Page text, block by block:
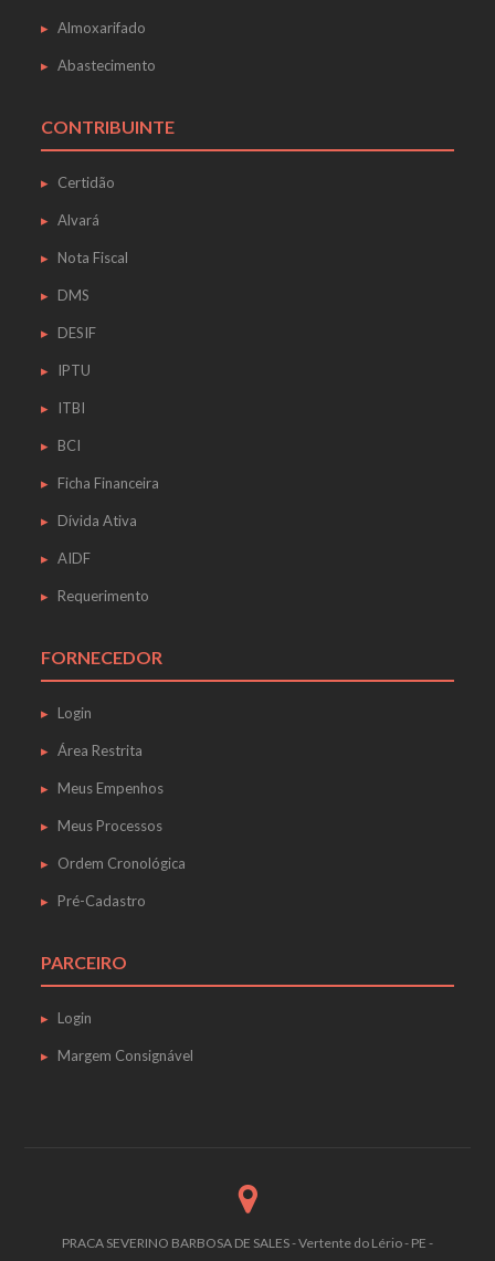
Almoxarifado
Abastecimento
CONTRIBUINTE
Certidão
Alvará
Nota Fiscal
DMS
DESIF
IPTU
ITBI
BCI
Ficha Financeira
Dívida Ativa
AIDF
Requerimento
FORNECEDOR
Login
Área Restrita
Meus Empenhos
Meus Processos
Ordem Cronológica
Pré-Cadastro
PARCEIRO
Login
Margem Consignável
PRACA SEVERINO BARBOSA DE SALES - Vertente do Lério - PE -